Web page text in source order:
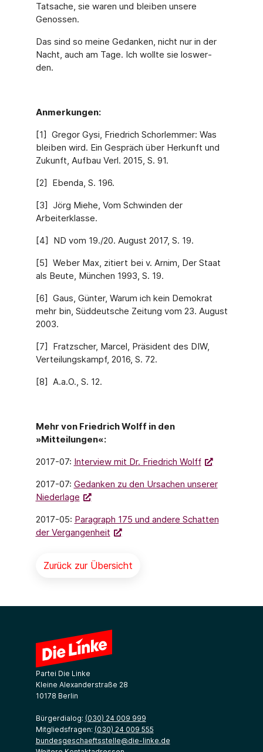
Tatsache, sie waren und bleiben unsere
Genossen.
Das sind so meine Gedanken, nicht nur in der
Nacht, auch am Tage. Ich wollte sie loswer­
den.
Anmerkungen:
[1] Gregor Gysi, Friedrich Schorlemmer: Was
bleiben wird. Ein Gespräch über Herkunft und
Zukunft, Aufbau Verl. 2015, S. 91.
[2] Ebenda, S. 196.
[3] Jörg Miehe, Vom Schwinden der
Arbeiterklasse.
[4] ND vom 19./20. August 2017, S. 19.
[5] Weber Max, zitiert bei v. Arnim, Der Staat
als Beute, München 1993, S. 19.
[6] Gaus, Günter, Warum ich kein Demo­krat
mehr bin, Süddeutsche Zeitung vom 23. August
2003.
[7] Fratzscher, Mar­cel, Präsident des DIW,
Verteilungskampf, 2016, S. 72.
[8] A.a.O., S. 12.
Mehr von Friedrich Wolff in den
»Mitteilungen«:
2017-07: Interview mit Dr. Friedrich Wolff
2017-07: Gedanken zu den Ursachen unserer
Niederlage
2017-05: Paragraph 175 und andere Schatten
der Vergangenheit
Zurück zur Übersicht
Partei Die Linke
Kleine Alexanderstraße 28
10178 Berlin
Bürgerdialog: (030) 24 009 999
Mitgliedsfragen: (030) 24 009 555
bundesgeschaeftsstelle@die-linke.de